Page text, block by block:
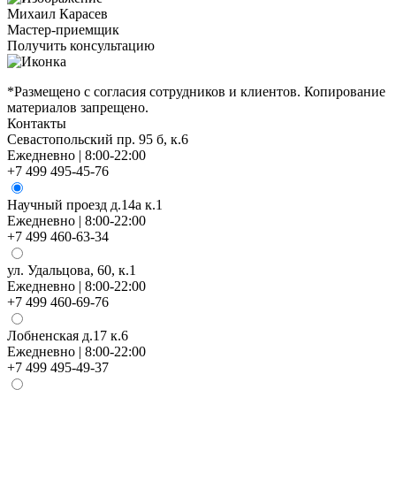
Михаил Карасев
Мастер-приемщик
Получить консультацию
*Размещено с согласия сотрудников и клиентов. Копирование
материалов запрещено.
Контакты
Севастопольский пр. 95 б, к.6
Ежедневно | 8:00-22:00
+7 499 495-45-76
Научный проезд д.14а к.1
Ежедневно | 8:00-22:00
+7 499 460-63-34
ул. Удальцова, 60, к.1
Ежедневно | 8:00-22:00
+7 499 460-69-76
Лобненская д.17 к.6
Ежедневно | 8:00-22:00
+7 499 495-49-37